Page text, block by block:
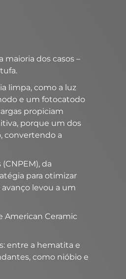
dos casos –
limpa, como a luz
e um fotocatodo
propiciam
porque um dos
convertendo a
da
para otimizar
levou a um
American Ceramic
entre a hematita e
como nióbio e